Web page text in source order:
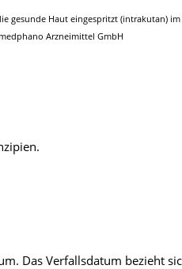
gesunde Haut eingespritzt (intrakutan) im
Arzneimittel GmbH
Das Verfallsdatum bezieht